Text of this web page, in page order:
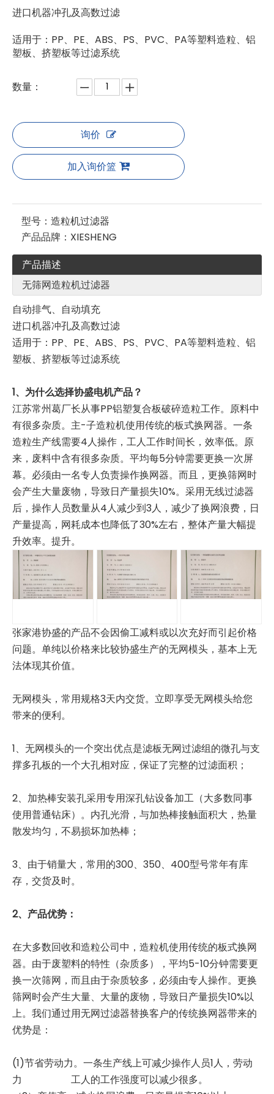
塑料回收造粒机过滤器 低维护成本水环切粒造粒机过滤
塑料造粒机中无网过滤器用于废物造粒
无丝网过滤器 中国工厂供应 pp 造粒过滤熔体过滤器用于造粒机薄膜造粒线
造粒机 过滤机 无筛网造粒机过滤器
无筛网造粒机过滤器 无筛网造粒机过滤器
进口机器冲孔及高数过滤
适用于：PP、PE、ABS、PS、PVC、PA等塑料造粒、铝
塑板、挤塑板等过滤系统
数量：
询价
加入询价篮
型号： 造粒机过滤器
产品品牌： XIESHENG
产品描述
无筛网造粒机过滤器
自动排气、自动填充
进口机器冲孔及高数过滤
适用于：PP、PE、ABS、PS、PVC、PA等塑料造粒、铝
塑板、挤塑板等过滤系统
1、为什么选择协盛电机产品？
江苏常州葛厂长从事PP铝塑复合板破碎造粒工作。原料中
有很多杂质。主-子造粒机使用传统的板式换网器。一条
造粒生产线需要4人操作，工人工作时间长，效率低。原
来，废料中含有很多杂质。平均每5分钟需要更换一次屏
幕。必须由一名专人负责操作换网器。而且，更换筛网时
会产生大量废物，导致日产量损失10%。采用无线过滤器
后，操作人员数量从4人减少到3人，减少了换网浪费，日
产量提高，网耗成本也降低了30%左右，整体产量大幅提
升效率。提升。
张家港协盛的产品不会因偷工减料或以次充好而引起价格
问题。单纯以价格来比较协盛生产的无网模头，基本上无
法体现其价值。
无网模头，常用规格3天内交货。立即享受无网模头给您
带来的便利。
1、无网模头的一个突出优点是滤板无网过滤组的微孔与支
撑多孔板的一个大孔相对应，保证了完整的过滤面积；
2、加热棒安装孔采用专用深孔钻设备加工（大多数同事
使用普通钻床）。内孔光滑，与加热棒接触面积大，热量
散发均匀，不易损坏加热棒；
3、由于销量大，常用的300、350、400型号常年有库
存，交货及时。
2、产品优势：
在大多数回收和造粒公司中，造粒机使用传统的板式换网
器。由于废塑料的特性（杂质多），平均5-10分钟需要更
换一次筛网，而且由于杂质较多，必须由专人操作。更换
筛网时会产生大量、大量的废物，导致日产量损失10%以
上。我们通过用无网过滤器替换客户的传统换网器带来的
优势是：
(1)节省劳动力。一条生产线上可减少操作人员1人，劳动
力 工人的工作强度可以减少很多。